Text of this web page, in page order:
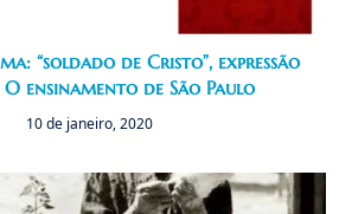
“soldado de Cristo”, expressão
ensinamento de São Paulo
10 de janeiro, 2020